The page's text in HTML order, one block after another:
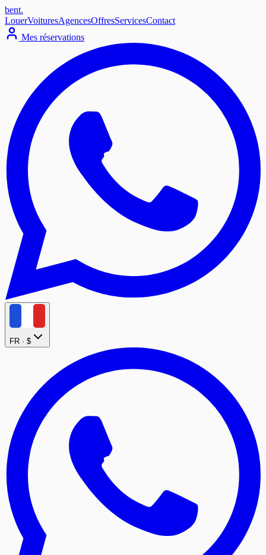
bent.
LouerVoituresAgencesOffresServicesContact
Mes réservations
FR · $